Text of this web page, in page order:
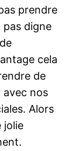
prendre
pas digne
cela
de
avec nos
Alors
jolie